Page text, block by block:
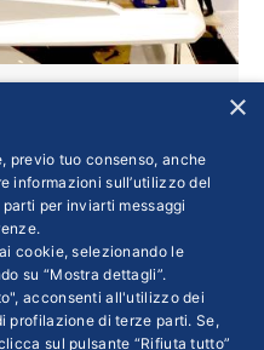
si sono affermati
mix di comfort,
l’azienda
Ne parliamo con il
Mastroianni
×
previo tuo consenso, anche
informazioni sull’utilizzo del
per inviarti messaggi
cookie, selezionando le
su “Mostra dettagli”.
acconsenti all'utilizzo dei
profilazione di terze parti. Se,
sul pulsante “Rifiuta tutto”